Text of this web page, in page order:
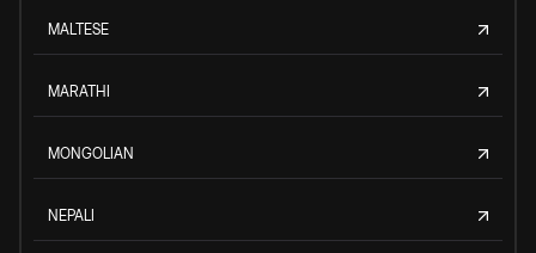
MALTESE
MARATHI
MONGOLIAN
NEPALI